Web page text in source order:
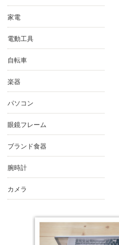
家電
電動工具
自転車
楽器
パソコン
眼鏡フレーム
ブランド食器
腕時計
カメラ